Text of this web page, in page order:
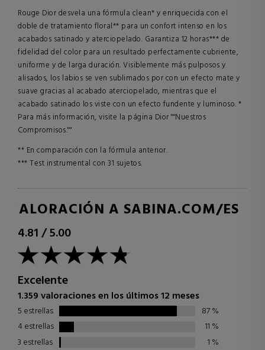
Rouge Dior desvela una fórmula clean* y enriquecida con el
doble de tratamiento floral** para un confort intenso en los
acabados satinado y aterciopelado. Garantiza 12 horas*** de
fidelidad del color para un resultado perfectamente cubriente,
uniforme y de larga duración. Visiblemente más pulposos y
alisados, los labios se ven sublimados por con un efecto mate y
suave gracias al acabado aterciopelado, mientras que el
acabado satinado los viste con un efecto fundente y luminoso. *
Para más información, visite la página Dior ""Nuestros
Compromisos.""
** En comparación con la fórmula anterior.
*** Test instrumental con 31 sujetos.
VALORACIÓN A SABINA.COM/ES
4.81/5.00
Excelente
1.359 valoraciones en los últimos 12 meses
5 estrellas 87%
4 estrellas
11 %
3 estrellas
1 %